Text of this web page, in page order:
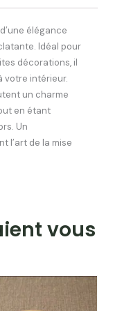
élégance
Idéal pour
décorations, il
votre intérieur.
un charme
en étant
Un
l’art de la mise
vous
Plage
prix :